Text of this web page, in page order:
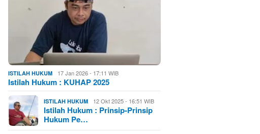
ISTILAH HUKUM 17 Jan 2026 - 17:11 WIB
Istilah Hukum : KUHAP 2025
ISTILAH HUKUM 12 Okt 2025 - 16:51 WIB
Istilah Hukum : Prinsip-Prinsip
Hukum Pe…